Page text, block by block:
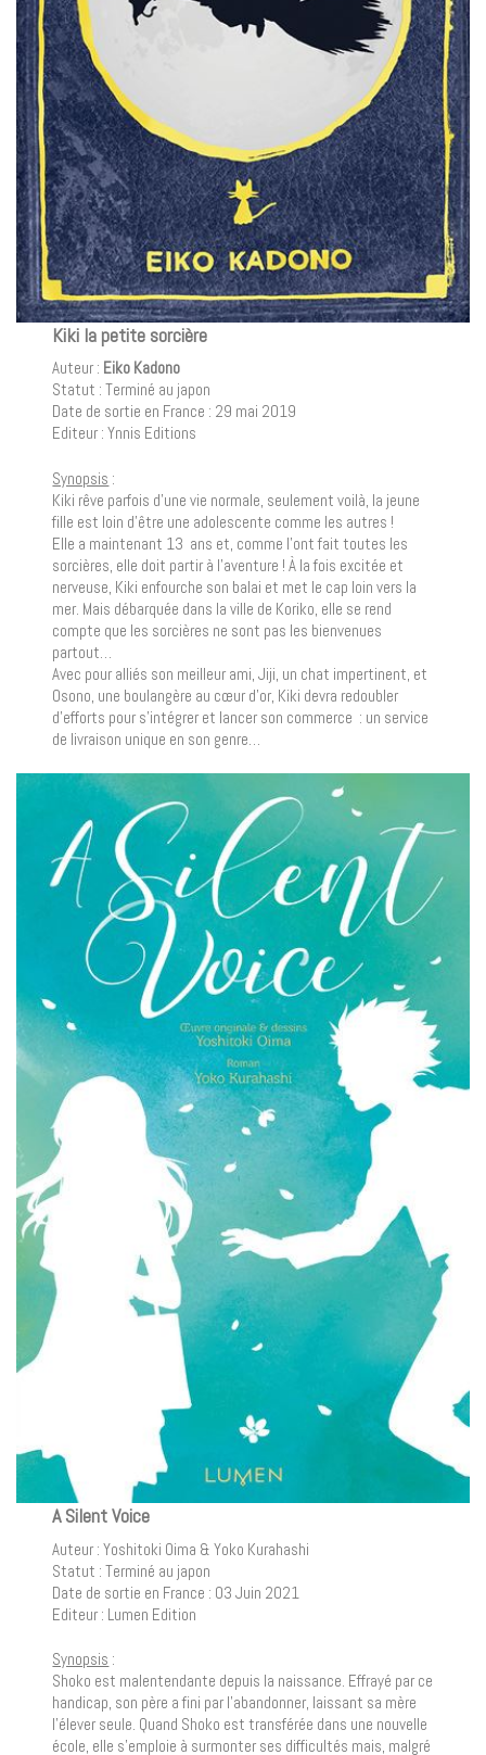
Kiki la petite sorcière
Auteur : Eiko Kadono
Statut : Terminé au japon
Date de sortie en France : 29 mai 2019
Editeur : Ynnis Editions
Synopsis :
Kiki rêve parfois d’une vie normale, seulement voilà, la jeune
fille est loin d’être une adolescente comme les autres !
Elle a maintenant 13 ans et, comme l’ont fait toutes les
sorcières, elle doit partir à l’aventure ! À la fois excitée et
nerveuse, Kiki enfourche son balai et met le cap loin vers la
mer. Mais débarquée dans la ville de Koriko, elle se rend
compte que les sorcières ne sont pas les bienvenues
partout…
Avec pour alliés son meilleur ami, Jiji, un chat impertinent, et
Osono, une boulangère au cœur d’or, Kiki devra redoubler
d’efforts pour s’intégrer et lancer son commerce : un service
de livraison unique en son genre…
A Silent Voice
Auteur : Yoshitoki Oima & Yoko Kurahashi
Statut : Terminé au japon
Date de sortie en France : 03 Juin 2021
Editeur : Lumen Edition
Synopsis :
Shoko est malentendante depuis la naissance. Effrayé par ce
handicap, son père a fini par l’abandonner, laissant sa mère
l’élever seule. Quand Shoko est transférée dans une nouvelle
école, elle s’emploie à surmonter ses difficultés mais, malgré